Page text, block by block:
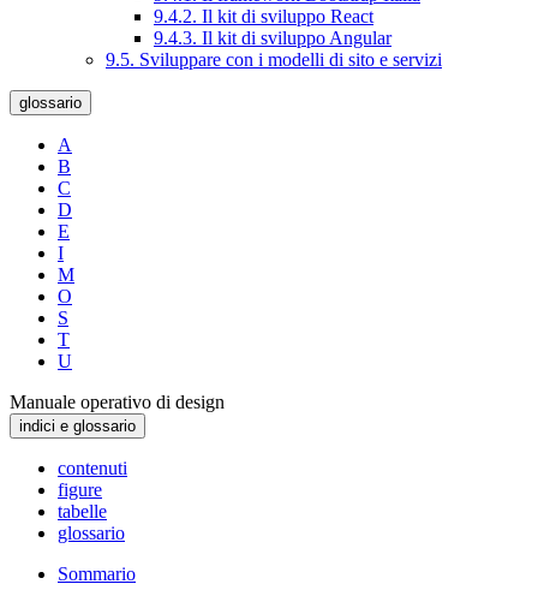
9.4.2. Il kit di sviluppo React
9.4.3. Il kit di sviluppo Angular
9.5. Sviluppare con i modelli di sito e servizi
glossario
A
B
C
D
E
I
M
O
S
T
U
Manuale operativo di design
indici e glossario
contenuti
figure
tabelle
glossario
Sommario